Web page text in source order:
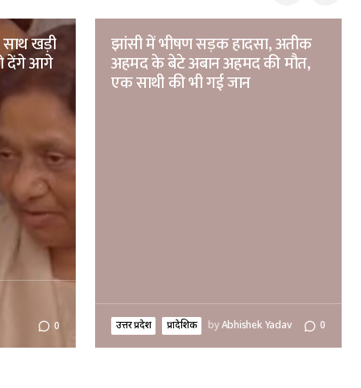
खड़ी
देंगे आगे
0
झांसी में भीषण सड़क हादसा, अतीक
अहमद के बेटे अबान अहमद की मौत,
एक साथी की भी गई जान
उत्तर प्रदेश प्रादेशिक byAbhishek Yadav 0